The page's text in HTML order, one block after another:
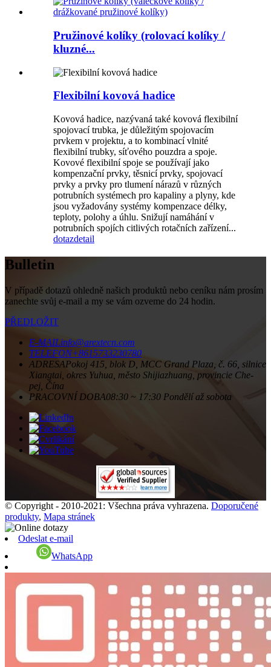
Pružinové kolíky (rolovací kolíky /
kluzné...
Flexibilní kovová hadice
Kovová hadice, nazývaná také kovová flexibilní
spojovací trubka, je důležitým spojovacím
prvkem v projektu, a to kombinací vlnité
flexibilní trubky, síťového pouzdra a spoje.
Kovové flexibilní spoje se používají jako
kompenzační prvky, těsnicí prvky, spojovací
prvky a prvky pro tlumení nárazů v různých
potrubních systémech pro kapaliny a plyny, kde
jsou vyžadovány systémy kompenzace délky,
teploty, polohy a úhlu. Snižují namáhání v
potrubních spojích citlivých rotačních zařízení...
dotazdetail
Bulletin
V případě dotazů ohledně našich produktů nebo ceníku nám prosím
zanechte svůj e-mail a my se vám ozveme do 24 hodin.
PŘEDLOŽIT
E-MAILinfo@arextecn.com
TELEFON+8615733230780
ADRESAPokoj 415, blok D, MCC Grand Plaza, č. 66, silnice
Xiangtai, okres Yuhua, město Shijiazhuang, provincie Che-
pej, Čína
PRACOVNÍ DOBA08:30 ~ 17:30 Pondělí až sobota
© Copyright - 2010-2021: Všechna práva vyhrazena. Doporučené
produkty, Mapa stránek
Odeslat e-mail
WhatsApp